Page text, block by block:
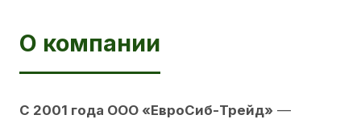
О компании
С 2001 года ООО «ЕвроСиб-Трейд» —